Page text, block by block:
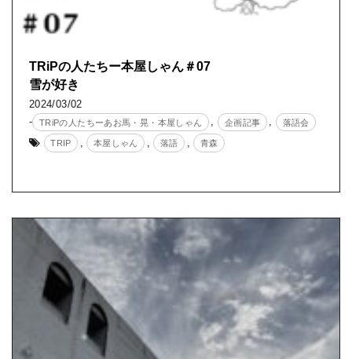
TRiPの人たちー本屋しゃん＃07
雪が好き
2024/03/02
-
TRiPの人たちーあお馬・晃・本屋しゃん , 企画記事 , 落語会
TRIP , 本屋しゃん , 落語 , 青森